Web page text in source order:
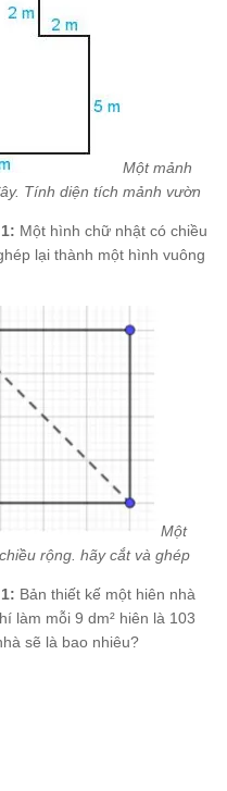
Một mảnh
Tính diện tích mảnh vườn
Một hình chữ nhật có chiều
lại thành một hình vuông
Một
rộng. hãy cắt và ghép
Bản thiết kế một hiên nhà
làm mỗi 9 dm² hiên là 103
sẽ là bao nhiêu?